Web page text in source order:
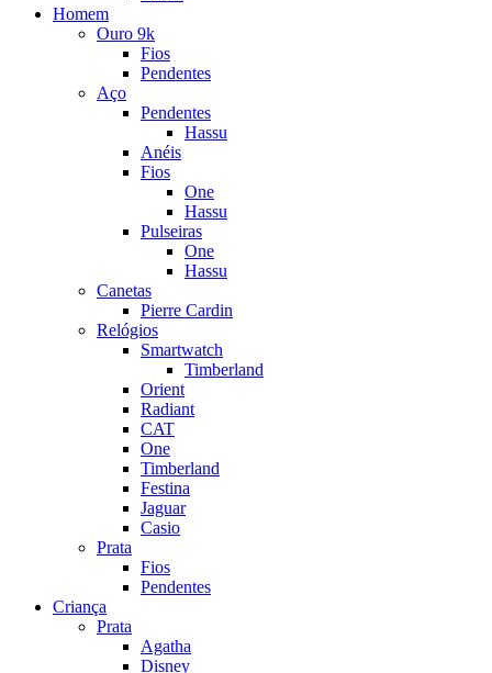
Homem
Ouro 9k
Fios
Pendentes
Aço
Pendentes
Hassu
Anéis
Fios
One
Hassu
Pulseiras
One
Hassu
Canetas
Pierre Cardin
Relógios
Smartwatch
Timberland
Orient
Radiant
CAT
One
Timberland
Festina
Jaguar
Casio
Prata
Fios
Pendentes
Criança
Prata
Agatha
Disney